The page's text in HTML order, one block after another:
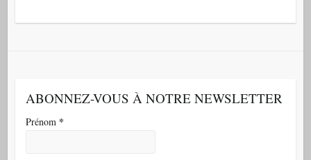
ABONNEZ-VOUS À NOTRE NEWSLETTER
Prénom *